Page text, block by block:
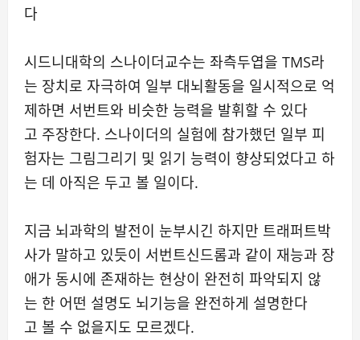
다
시드니대학의 스나이더교수는 좌측두엽을 TMS라
는 장치로 자극하여 일부 대뇌활동을 일시적으로 억
제하면 서번트와 비슷한 능력을 발휘할 수 있다
고 주장한다. 스나이더의 실험에 참가했던 일부 피
험자는 그림그리기 및 읽기 능력이 향상되었다고 하
는 데 아직은 두고 볼 일이다.
지금 뇌과학의 발전이 눈부시긴 하지만 트래퍼트박
사가 말하고 있듯이 서번트신드롬과 같이 재능과 장
애가 동시에 존재하는 현상이 완전히 파악되지 않
는 한 어떤 설명도 뇌기능을 완전하게 설명한다
고 볼 수 없을지도 모르겠다.